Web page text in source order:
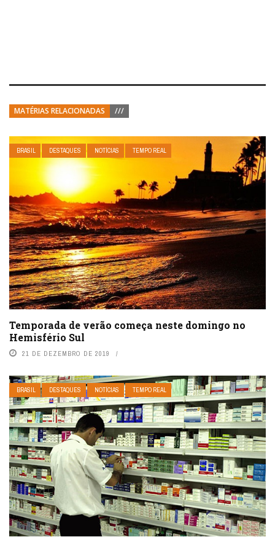
MATÉRIAS RELACIONADAS ///
BRASIL DESTAQUES NOTÍCIAS TEMPO REAL
Temporada de verão começa neste domingo no
Hemisfério Sul
21 DE DEZEMBRO DE 2019
BRASIL DESTAQUES NOTÍCIAS TEMPO REAL